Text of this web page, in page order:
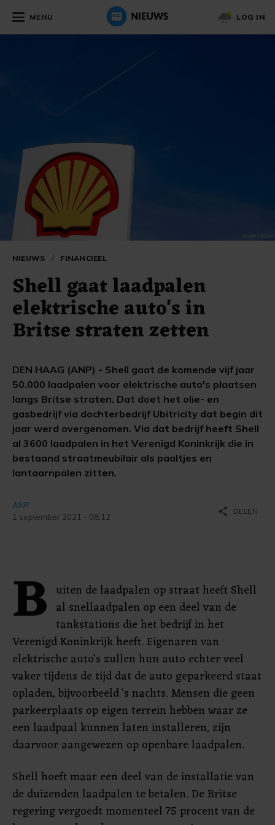
MENU LOG IN
NIEUWS / FINANCIEEL
Shell gaat laadpalen
elektrische auto's in
Britse straten zetten
DEN HAAG (ANP) - Shell gaat de komende vijf jaar
50.000 laadpalen voor elektrische auto's plaatsen
langs Britse straten. Dat doet het olie- en
gasbedrijf via dochterbedrijf Ubitricity dat begin dit
jaar werd overgenomen. Via dat bedrijf heeft Shell
al 3600 laadpalen in het Verenigd Koninkrijk die in
bestaand straatmeubilair als paaltjes en
lantaarnpalen zitten.
ANP
1 september 2021 - 08:12
share DELEN
B uiten de laadpalen op straat heeft Shell
al snellaadpalen op een deel van de
tankstations die het bedrijf in het
Verenigd Koninkrijk heeft. Eigenaren van
elektrische auto's zullen hun auto echter veel
vaker tijdens de tijd dat de auto geparkeerd staat
opladen, bijvoorbeeld 's nachts. Mensen die geen
parkeerplaats op eigen terrein hebben waar ze
een laadpaal kunnen laten installeren, zijn
daarvoor aangewezen op openbare laadpalen.
Shell hoeft maar een deel van de installatie van
de duizenden laadpalen te betalen. De Britse
regering vergoedt momenteel 75 procent van de